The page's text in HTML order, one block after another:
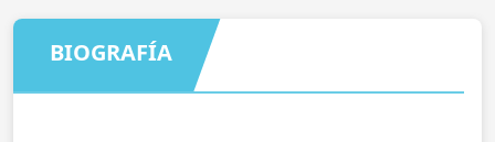
BIOGRAFÍA